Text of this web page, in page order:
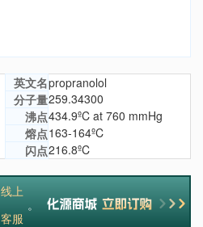
英文名propranolol
分子量259.34300
沸点434.9ºC at 760 mmHg
熔点163-164ºC
闪点216.8ºC
线上
客服
。